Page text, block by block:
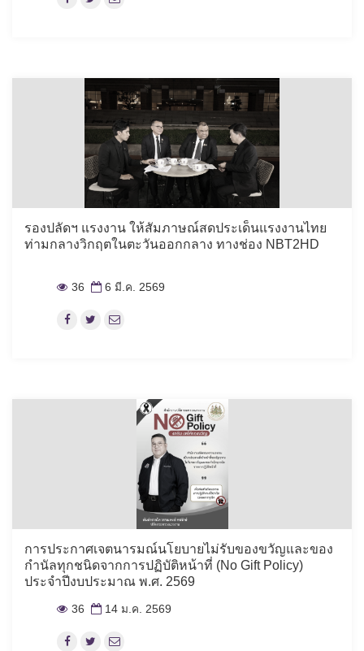
รองปลัดฯ แรงงาน ให้สัมภาษณ์สดประเด็นแรงงานไทย
ท่ามกลางวิกฤตในตะวันออกกลาง ทางช่อง NBT2HD
36 6 มี.ค. 2569
การประกาศเจตนารมณ์นโยบายไม่รับของขวัญและของ
กำนัลทุกชนิดจากการปฏิบัติหน้าที่ (No Gift Policy)
ประจำปีงบประมาณ พ.ศ. 2569
36 14 ม.ค. 2569